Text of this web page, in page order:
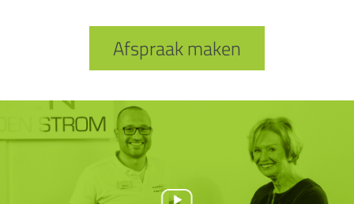
Afspraak maken